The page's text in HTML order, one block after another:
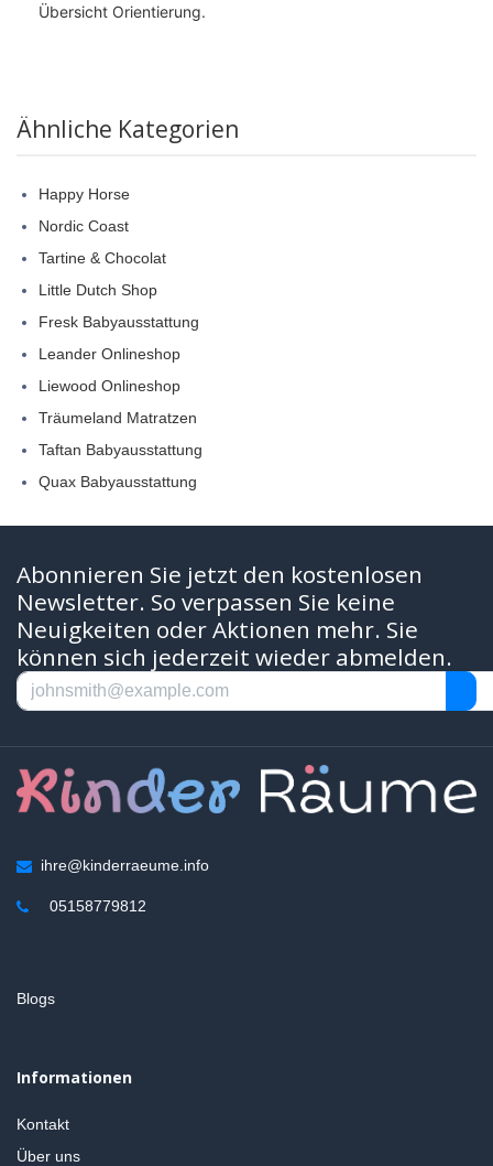
Übersicht Orientierung.
Ähnliche Kategorien
Happy Horse
Nordic Coast
Tartine & Chocolat
Little Dutch Shop
Fresk Babyausstattung
Leander Onlineshop
Liewood Onlineshop
Träumeland Matratzen
Taftan Babyausstattung
Quax Babyausstattung
Abonnieren Sie jetzt den kostenlosen
Newsletter. So verpassen Sie keine
Neuigkeiten oder Aktionen mehr. Sie
können sich jederzeit wieder abmelden.
ihre@kinderraeume.info
05158779812
Blogs
Informationen
Kontakt
Über uns